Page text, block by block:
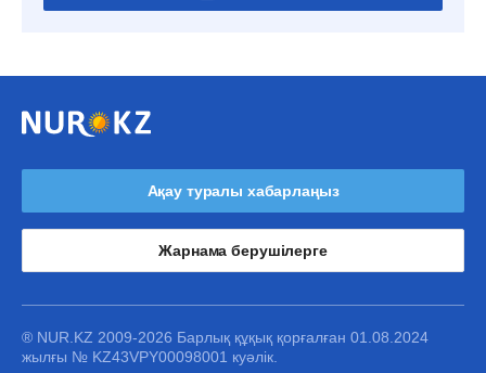
Ақау туралы хабарлаңыз
Жарнама берушілерге
® NUR.KZ 2009-2026 Барлық құқық қорғалған 01.08.2024
жылғы № KZ43VPY00098001 куәлік.